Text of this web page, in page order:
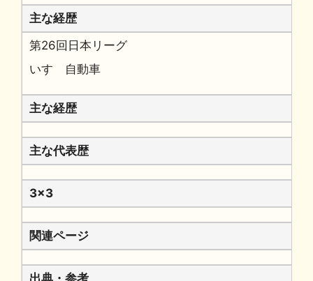
主な経歴
第26回日本リーグ
いすゞ自動車
主な経歴
主な代表歴
3x3
関連ページ
出典・参考